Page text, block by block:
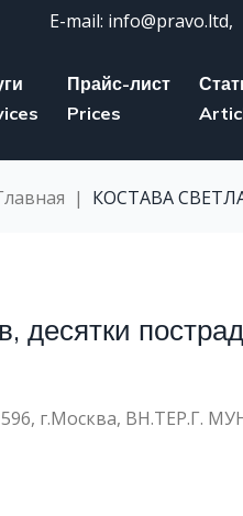
E-mail: info@pravo.ltd,
Прайс-лист
Prices
| КОСТАВА
г.Москва, ВН.ТЕР.Г.